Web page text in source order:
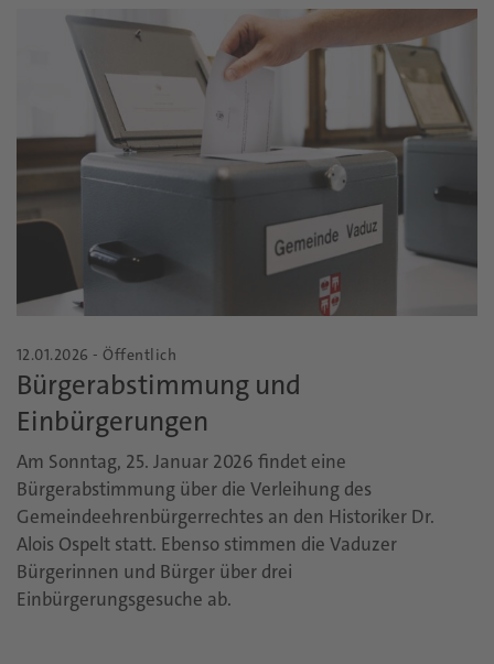
12.01.2026 - Öffentlich
Bürgerabstimmung und
Einbürgerungen
Am Sonntag, 25. Januar 2026 findet eine
Bürgerabstimmung über die Verleihung des
Gemeindeehrenbürgerrechtes an den Historiker Dr.
Alois Ospelt statt. Ebenso stimmen die Vaduzer
Bürgerinnen und Bürger über drei
Einbürgerungsgesuche ab.